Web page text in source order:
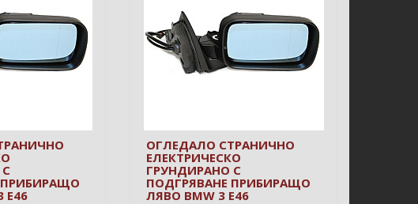
E46
ОГЛЕДАЛО СТРАНИЧНО
ЕЛЕКТРИЧЕСКО
ГРУНДИРАНО С
ПОДГРЯВАНЕ ПРИБИРАЩО
ЛЯВО BMW 3 E46